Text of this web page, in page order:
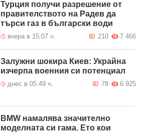
Турция получи разрешение от
правителството на Радев да
търси газ в български води
вчера в 15:07 ч. 7 466
210
Залужни шокира Киев: Украйна
изчерпа военния си потенциал
днес в 05:49 ч. 6 925
78
BMW намалява значително
моделната си гама. Ето кои